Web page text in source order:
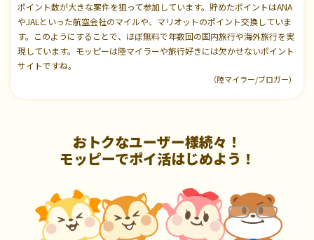
ポイント数が大きな案件を狙って参加しています。貯めたポイントはANA
やJALといった航空会社のマイルや、マリオットのポイント交換していま
す。このようにすることで、ほぼ無料で年数回の国内旅行や海外旅行を実
現しています。モッピーは陸マイラーや旅行好きには欠かせないポイント
サイトですね。
（陸マイラー/ブロガー）
おトクなユーザー様続々！
モッピーでポイ活はじめよう！